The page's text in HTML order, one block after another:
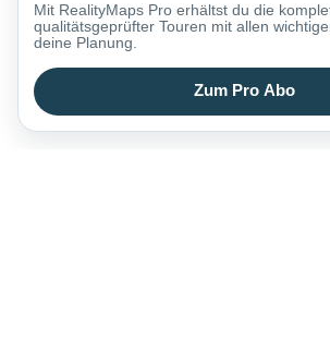
Mit RealityMaps Pro erhältst du die
qualitätsgeprüfter Touren mit allen
deine Planung.
Zum Pro Abo